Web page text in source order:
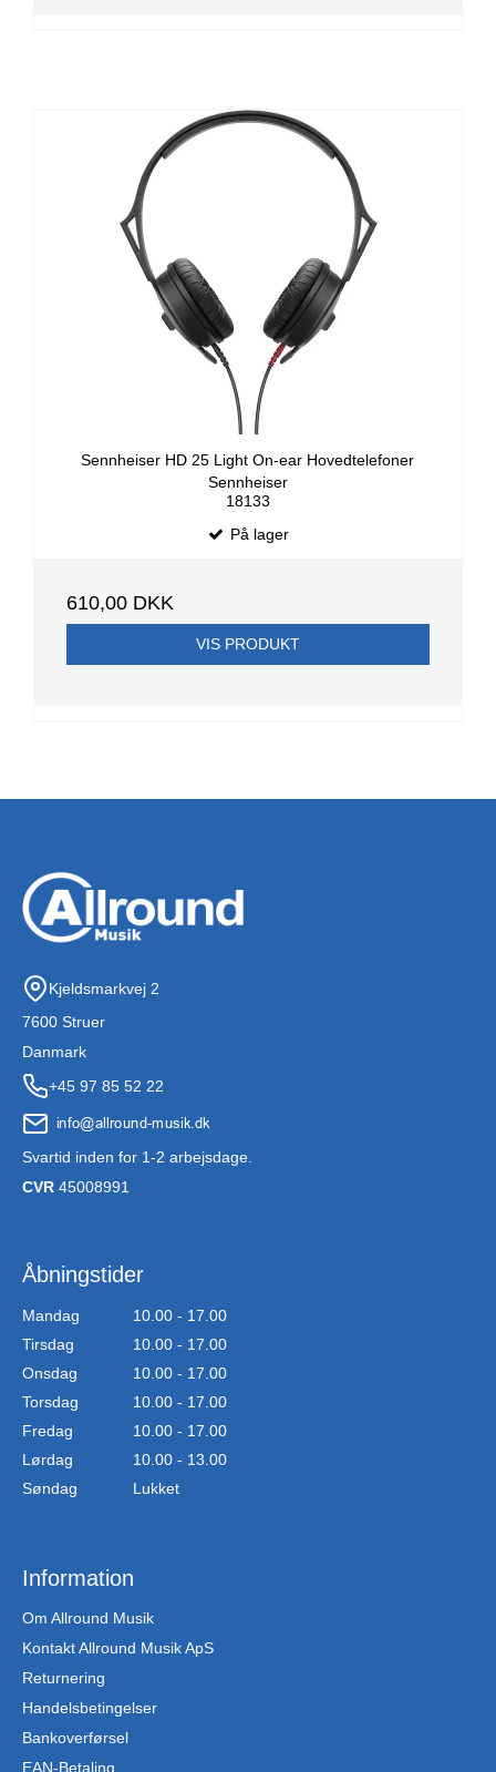
Sennheiser HD 25 Light On-ear Hovedtelefoner
Sennheiser
18133
På lager
610,00 DKK
VIS PRODUKT
Kjeldsmarkvej 2
7600 Struer
Danmark
+45 97 85 52 22
Svartid inden for 1-2 arbejsdage.
CVR 45008991
Åbningstider
Mandag
10.00 - 17.00
Tirsdag
10.00 - 17.00
Onsdag
10.00 - 17.00
Torsdag
10.00 - 17.00
Fredag
10.00 - 17.00
Lørdag
10.00 - 13.00
Søndag
Lukket
Information
Om Allround Musik
Kontakt Allround Musik ApS
Returnering
Handelsbetingelser
Bankoverførsel
EAN-Betaling